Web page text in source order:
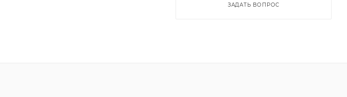
ЗАДАТЬ ВОПРОС